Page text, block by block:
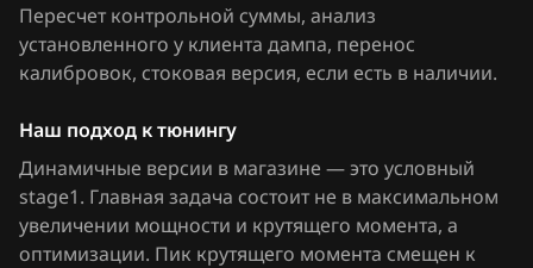
Genesis
GMC
Great Wall
Groz
Haima
Пересчет контрольной суммы, анализ
установленного у клиента дампа, перенос
калибровок, стоковая версия, если есть в наличии.
Наш подход к тюнингу
Динамичные версии в магазине — это условный
stage1. Главная задача состоит не в максимальном
увеличении мощности и крутящего момента, а
оптимизации. Пик крутящего момента смещен к